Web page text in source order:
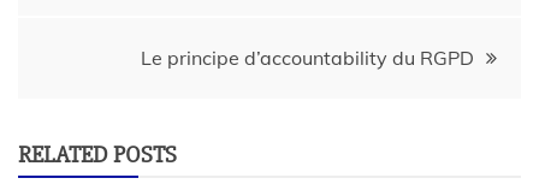
Le principe d’accountability du RGPD
RELATED POSTS